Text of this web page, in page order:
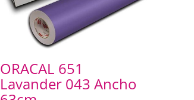
ORACAL 651
Lavander 043 Ancho